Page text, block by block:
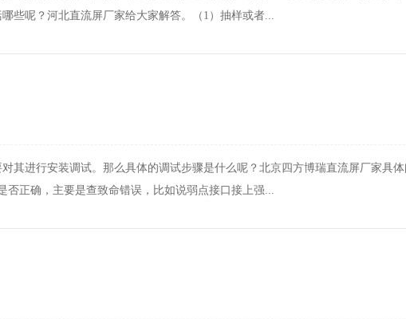
些呢？河北直流屏厂家给大家解答。（1）抽样或者...
其进行安装调试。那么具体的调试步骤是什么呢？北京四方博瑞直流屏厂家具
否正确，主要是查致命错误，比如说弱点接口接上强...